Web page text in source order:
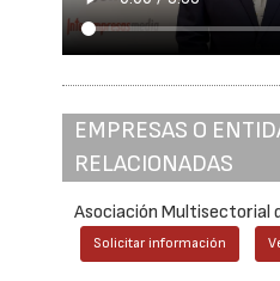
EMPRESAS O
RELACIONADAS
Asociación Multisectorial
Solicitar información